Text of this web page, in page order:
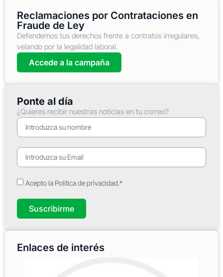
Reclamaciones por Contrataciones en
Fraude de Ley
Defendemos tus derechos frente a contratos irregulares,
velando por la legalidad laboral.
Accede a la campaña
Ponte al día
¿Quieres recibir nuestras noticias en tu correo?
Acepto la Política de privacidad.*
Suscribirme
Enlaces de interés